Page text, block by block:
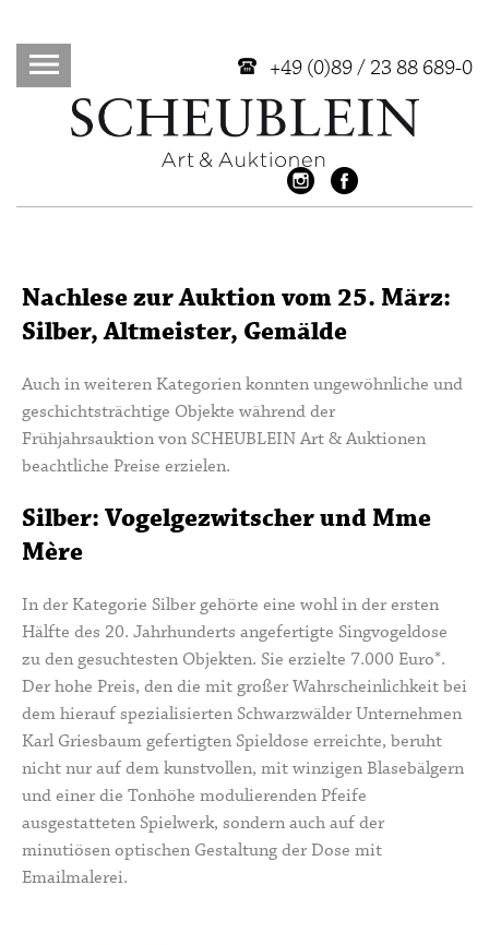
+49 (0)89 / 23 88 689-0
Nachlese zur Auktion vom 25. März:
Silber, Altmeister, Gemälde
Auch in weiteren Kategorien konnten ungewöhnliche und
geschichtsträchtige Objekte während der
Frühjahrsauktion von SCHEUBLEIN Art & Auktionen
beachtliche Preise erzielen.
Silber: Vogelgezwitscher und Mme
Mère
In der Kategorie Silber gehörte eine wohl in der ersten
Hälfte des 20. Jahrhunderts angefertigte Singvogeldose
zu den gesuchtesten Objekten. Sie erzielte 7.000 Euro*.
Der hohe Preis, den die mit großer Wahrscheinlichkeit bei
dem hierauf spezialisierten Schwarzwälder Unternehmen
Karl Griesbaum gefertigten Spieldose erreichte, beruht
nicht nur auf dem kunstvollen, mit winzigen Blasebälgern
und einer die Tonhöhe modulierenden Pfeife
ausgestatteten Spielwerk, sondern auch auf der
minutiösen optischen Gestaltung der Dose mit
Emailmalerei.